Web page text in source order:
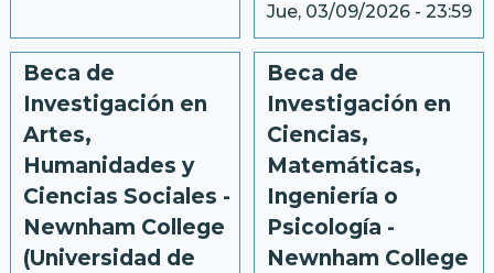
Jue, 03/09/2026 - 23:59
Beca de
Investigación en
Artes,
Humanidades y
Ciencias Sociales -
Newnham College
(Universidad de
Beca de
Investigación en
Ciencias,
Matemáticas,
Ingeniería o
Psicología -
Newnham College